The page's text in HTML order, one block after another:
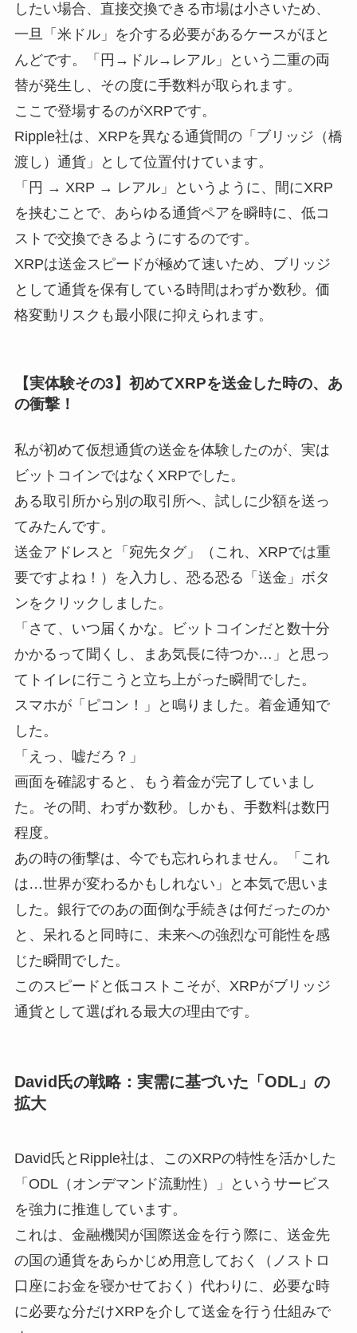
したい場合、直接交換できる市場は小さいため、
一旦「米ドル」を介する必要があるケースがほと
んどです。「円→ドル→レアル」という二重の両
替が発生し、その度に手数料が取られます。
ここで登場するのがXRPです。
Ripple社は、XRPを異なる通貨間の「ブリッジ（橋
渡し）通貨」として位置付けています。
「円 → XRP → レアル」というように、間にXRP
を挟むことで、あらゆる通貨ペアを瞬時に、低コ
ストで交換できるようにするのです。
XRPは送金スピードが極めて速いため、ブリッジ
として通貨を保有している時間はわずか数秒。価
格変動リスクも最小限に抑えられます。
【実体験その3】初めてXRPを送金した時の、あ
の衝撃！
私が初めて仮想通貨の送金を体験したのが、実は
ビットコインではなくXRPでした。
ある取引所から別の取引所へ、試しに少額を送っ
てみたんです。
送金アドレスと「宛先タグ」（これ、XRPでは重
要ですよね！）を入力し、恐る恐る「送金」ボタ
ンをクリックしました。
「さて、いつ届くかな。ビットコインだと数十分
かかるって聞くし、まあ気長に待つか…」と思っ
てトイレに行こうと立ち上がった瞬間でした。
スマホが「ピコン！」と鳴りました。着金通知で
した。
「えっ、嘘だろ？」
画面を確認すると、もう着金が完了していまし
た。その間、わずか数秒。しかも、手数料は数円
程度。
あの時の衝撃は、今でも忘れられません。「これ
は…世界が変わるかもしれない」と本気で思いま
した。銀行でのあの面倒な手続きは何だったのか
と、呆れると同時に、未来への強烈な可能性を感
じた瞬間でした。
このスピードと低コストこそが、XRPがブリッジ
通貨として選ばれる最大の理由です。
David氏の戦略：実需に基づいた「ODL」の
拡大
David氏とRipple社は、このXRPの特性を活かした
「ODL（オンデマンド流動性）」というサービス
を強力に推進しています。
これは、金融機関が国際送金を行う際に、送金先
の国の通貨をあらかじめ用意しておく（ノストロ
口座にお金を寝かせておく）代わりに、必要な時
に必要な分だけXRPを介して送金を行う仕組みで